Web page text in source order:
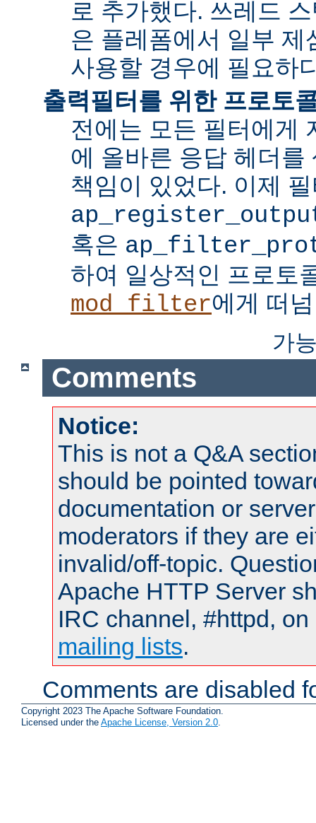
로 추가했다. 쓰레드
은 플레폼에서 일부 제
사용할 경우에 필요하
출력필터를 위한 프로토
전에는 모든 필터에게
에 올바른 응답 헤더를
책임이 있었다. 이제
혹은
하여 일상적인 프로토
mod_filter에게 떠
가
Comments
Notice:
This is not a Q&A
should be pointed
documentation or
moderators if they are
invalid/off-topic.
Apache HTTP Server
IRC channel, #httpd,
mailing lists.
Comments are disabled
Copyright 2023 The Apache Software Foundation.
Licensed under the Apache License, Version 2.0.